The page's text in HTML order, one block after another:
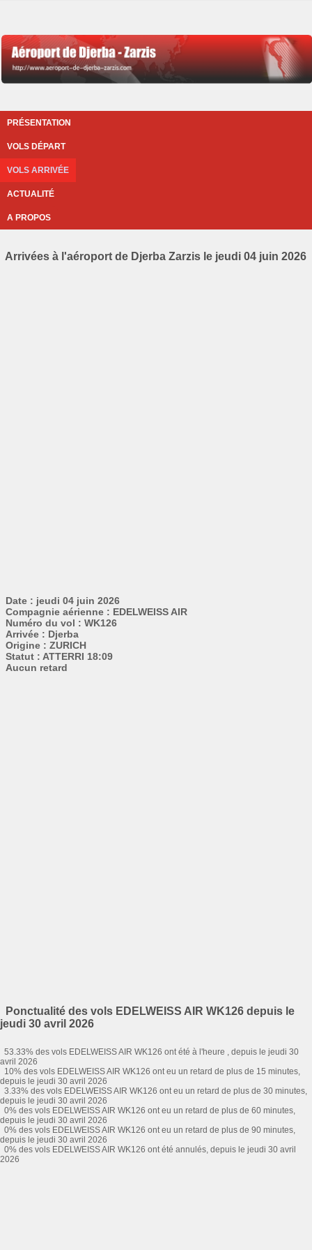
PRÉSENTATION
VOLS DÉPART
VOLS ARRIVÉE
ACTUALITÉ
A PROPOS
Arrivées à l'aéroport de Djerba Zarzis le jeudi 04 juin 2026
Date : jeudi 04 juin 2026
Compagnie aérienne : EDELWEISS AIR
Numéro du vol : WK126
Arrivée : Djerba
Origine : ZURICH
Statut : ATTERRI 18:09
Aucun retard
Ponctualité des vols EDELWEISS AIR WK126 depuis le
jeudi 30 avril 2026
53.33% des vols EDELWEISS AIR WK126 ont été à l'heure , depuis le jeudi 30
avril 2026
10% des vols EDELWEISS AIR WK126 ont eu un retard de plus de 15 minutes,
depuis le jeudi 30 avril 2026
3.33% des vols EDELWEISS AIR WK126 ont eu un retard de plus de 30 minutes,
depuis le jeudi 30 avril 2026
0% des vols EDELWEISS AIR WK126 ont eu un retard de plus de 60 minutes,
depuis le jeudi 30 avril 2026
0% des vols EDELWEISS AIR WK126 ont eu un retard de plus de 90 minutes,
depuis le jeudi 30 avril 2026
0% des vols EDELWEISS AIR WK126 ont été annulés, depuis le jeudi 30 avril
2026